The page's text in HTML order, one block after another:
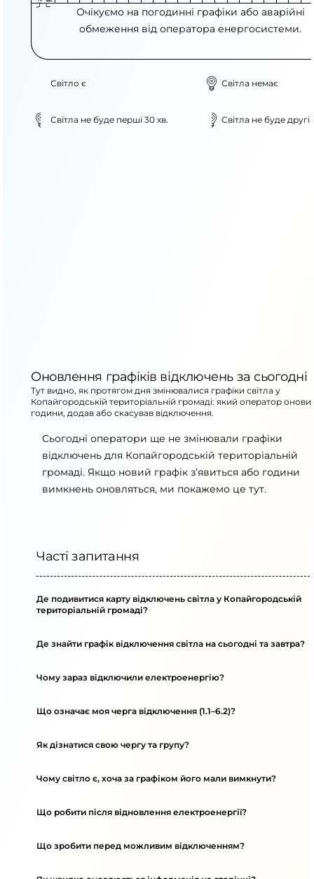
Очікуємо на погодинні графіки або аварійні
обмеження від оператора енергосистеми.
Світло є Світла немає
Світла не буде перші 30 хв. Світла не буде другі
Оновлення графіків відключень за сьогодні
Тут видно, як протягом дня змінювалися графіки світла у
Копайгородській територіальній громаді: який оператор
години, додав або скасував відключення.
Сьогодні оператори ще не змінювали графіки
відключень для Копайгородській територіальній
громаді. Якщо новий графік з’явиться або години
вимкнень оновляться, ми покажемо це тут.
Часті запитання
Де подивитися карту відключень світла у Копайгородській
територіальній громаді?
Де знайти графік відключення світла на сьогодні та завтра?
Чому зараз відключили електроенергію?
Що означає моя черга відключення (1.1–6.2)?
Як дізнатися свою чергу та групу?
Чому світло є, хоча за графіком його мали вимкнути?
Що робити після відновлення електроенергії?
Що зробити перед можливим відключенням?